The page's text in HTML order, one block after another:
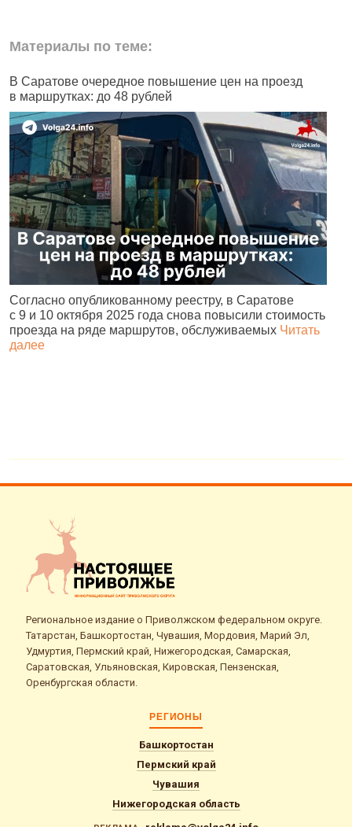
Материалы по теме:
В Саратове очередное повышение цен на проезд
в маршрутках: до 48 рублей
Согласно опубликованному реестру, в Саратове
с 9 и 10 октября 2025 года снова повысили стоимость
проезда на ряде маршрутов, обслуживаемых Читать
далее
Региональное издание о Приволжском федеральном округе.
Татарстан, Башкортостан, Чувашия, Мордовия, Марий Эл,
Удмуртия, Пермский край, Нижегородская, Самарская,
Саратовская, Ульяновская, Кировская, Пензенская,
Оренбургская области.
РЕГИОНЫ
Башкортостан
Пермский край
Чувашия
Нижегородская область